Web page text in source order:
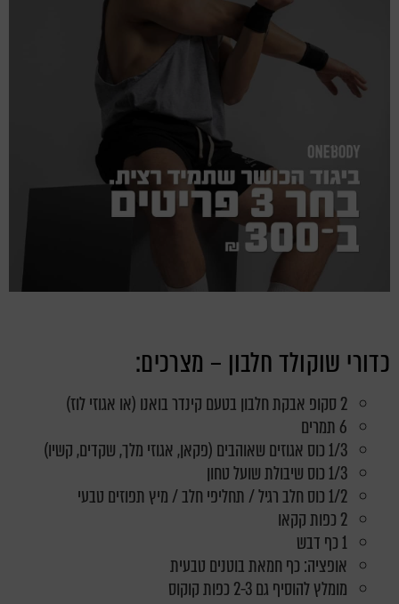
כדורי שוקולד חלבון – מצרכים:
2 סקופ אבקת חלבון בטעם קינדר בואנו (או אגוזי לוז)
6 תמרים
1/3 כוס אגוזים שאוהבים (פקאן, אגוזי מלך, שקדים, קשיו)
1/3 כוס שיבולת שועל טחון
1/2 כוס חלב רגיל / תחליפי חלב / מיץ תפוזים טבעי
2 כפות קקאו
1 כף דבש
אופציה: כף חמאת בוטנים טבעית
מומלץ להוסיף גם 2-3 כפות קוקוס